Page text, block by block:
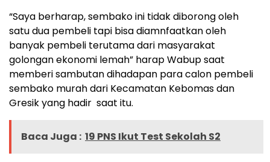
“Saya berharap, sembako ini tidak diborong oleh
satu dua pembeli tapi bisa diamnfaatkan oleh
banyak pembeli terutama dari masyarakat
golongan ekonomi lemah” harap Wabup saat
memberi sambutan dihadapan para calon pembeli
sembako murah dari Kecamatan Kebomas dan
Gresik yang hadir saat itu.
Baca Juga : 19 PNS Ikut Test Sekolah S2